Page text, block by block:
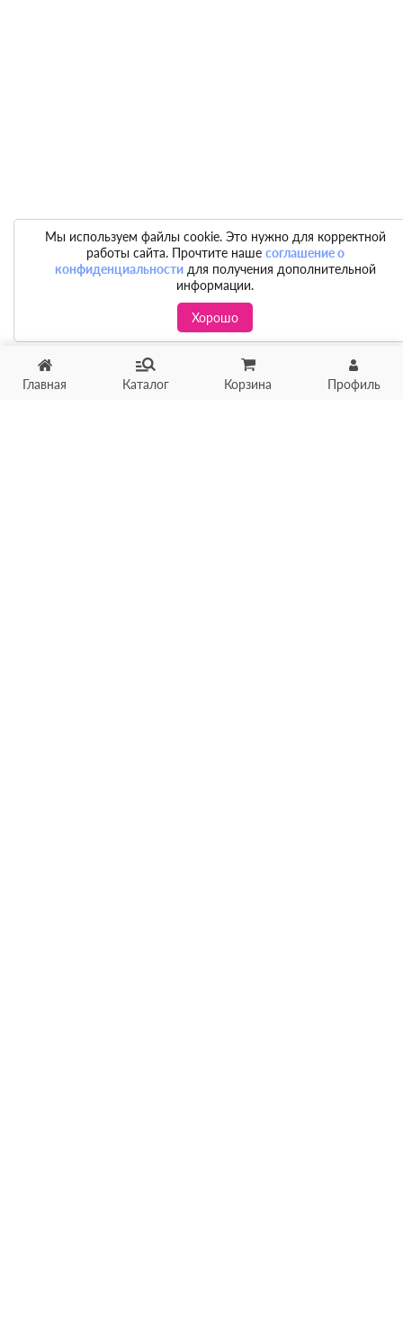
Главная Каталог Корзина Профиль
Мы используем файлы cookie. Это нужно для корректной
работы сайта. Прочтите наше соглашение о
конфиденциальностидля получения дополнительной
информации.
Хорошо